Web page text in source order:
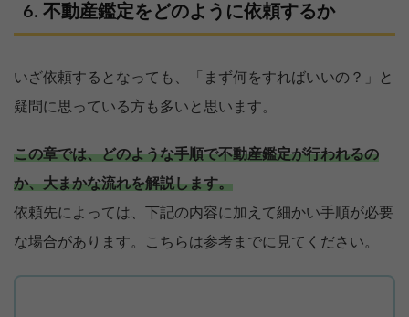
不動産鑑定をどのように依頼するか
いざ依頼するとなっても、「まず何をすればいいの？」と
疑問に思っている方も多いと思います。
この章では、どのような手順で不動産鑑定が行われるの
か、大まかな流れを解説します。
依頼先によっては、下記の内容に加えて細かい手順が必要
な場合があります。こちらは参考までに見てください。